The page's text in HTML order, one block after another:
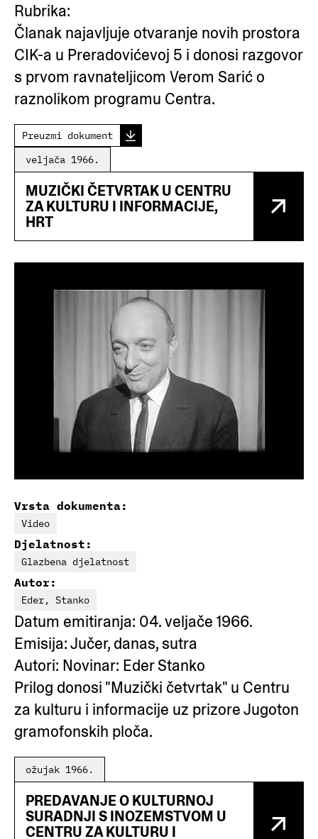
Rubrika:
Članak najavljuje otvaranje novih prostora
CIK-a u Preradovićevoj 5 i donosi razgovor
s prvom ravnateljicom Verom Sarić o
raznolikom programu Centra.
Preuzmi dokument
veljača 1966.
MUZIČKI ČETVRTAK U CENTRU
ZA KULTURU I INFORMACIJE,
HRT
Vrsta dokumenta:
Video
Djelatnost:
Glazbena djelatnost
Autor:
Eder, Stanko
Datum emitiranja: 04. veljače 1966.
Emisija: Jučer, danas, sutra
Autori: Novinar: Eder Stanko
Prilog donosi "Muzički četvrtak" u Centru
za kulturu i informacije uz prizore Jugoton
gramofonskih ploča.
ožujak 1966.
PREDAVANJE O KULTURNOJ
SURADNJI S INOZEMSTVOM U
CENTRU ZA KULTURU I